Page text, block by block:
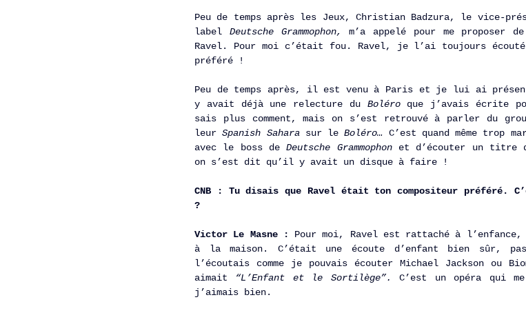
Peu de temps après les Jeux, Christian Badzura, le vice-
label Deutsche Grammophon, m’a appelé pour me proposer
Ravel. Pour moi c’était fou. Ravel, je l’ai toujours écouté,
préféré !
Peu de temps après, il est venu à Paris et je lui ai
y avait déjà une relecture du Boléro que j’avais écrite
sais plus comment, mais on s’est retrouvé à parler du
leur Spanish Sahara sur le Boléro… C’est quand même trop
avec le boss de Deutsche Grammophon et d’écouter un titre
on s’est dit qu’il y avait un disque à faire !
CNB : Tu disais que Ravel était ton compositeur préféré.
?
Victor Le Masne :
Pour moi, Ravel est rattaché à l’enfance,
à la maison. C’était une écoute d’enfant bien sûr,
l’écoutais comme je pouvais écouter Michael Jackson ou
aimait “L’Enfant et le Sortilège”. C’est un opéra qui
j’aimais bien.